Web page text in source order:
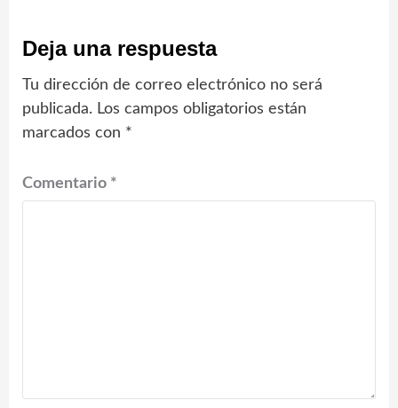
Deja una respuesta
Tu dirección de correo electrónico no será
publicada. Los campos obligatorios están
marcados con *
Comentario *